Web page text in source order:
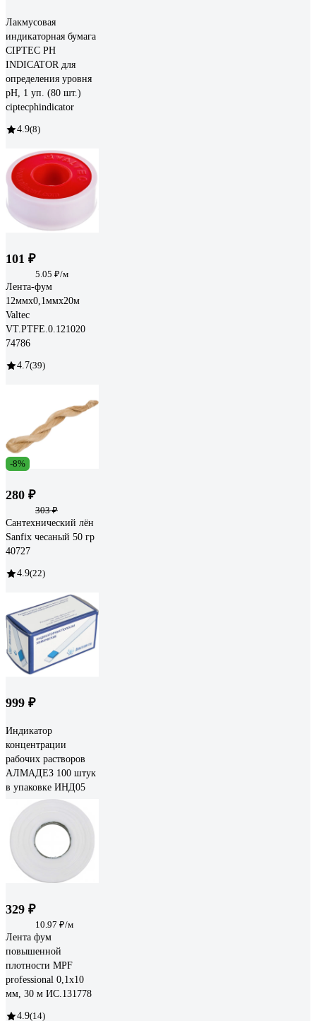
Лакмусовая
индикаторная бумага
CIPTEC PH
INDICATOR для
определения уровня
pH, 1 уп. (80 шт.)
ciptecphindicator
4.9(8)
101 ₽
5.05 ₽/м
Лента-фум
12ммх0,1ммх20м
Valtec
VT.PTFE.0.121020
74786
4.7(39)
-8%
280 ₽
303 ₽
Сантехнический лён
Sanfix чесаный 50 гр
40727
4.9(22)
999 ₽
Индикатор
концентрации
рабочих растворов
АЛМАДЕЗ 100 штук
в упаковке ИНД05
329 ₽
10.97 ₽/м
Лента фум
повышенной
плотности MPF
professional 0,1х10
мм, 30 м ИС.131778
4.9(14)